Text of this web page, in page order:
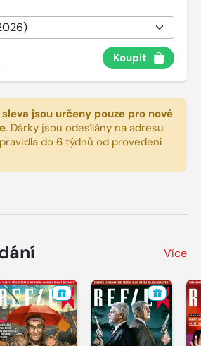
Koupit
jsou určeny pouze pro nové
. Dárky jsou odesílány na adresu
do 6 týdnů od provedení
Více